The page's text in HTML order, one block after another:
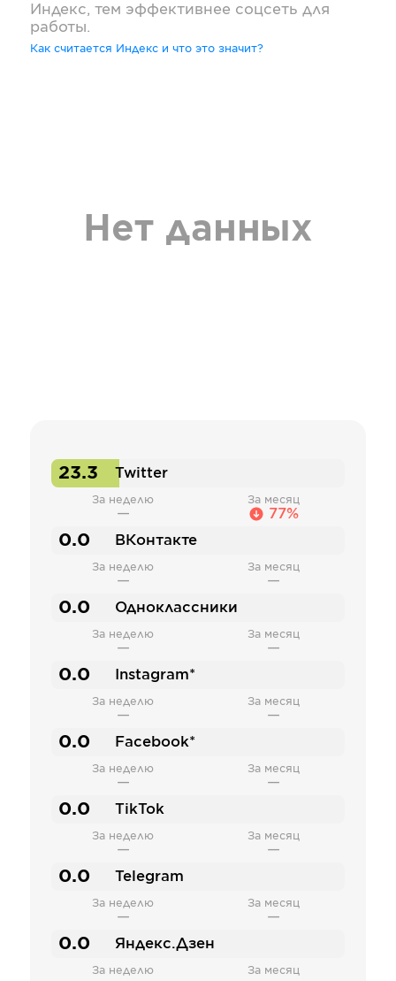
Индекс, тем эффективнее соцсеть для
работы.
Как считается Индекс и что это значит?
Нет данных
23.3 Twitter
За неделю
—
За месяц
77%
0.0 ВКонтакте
За неделю
—
За месяц
—
0.0 Одноклассники
За неделю
—
За месяц
—
0.0 Instagram*
За неделю
—
За месяц
—
0.0 Facebook*
За неделю
—
За месяц
—
0.0 TikTok
За неделю
—
За месяц
—
0.0 Telegram
За неделю
—
За месяц
—
0.0 Яндекс.Дзен
За неделю За месяц